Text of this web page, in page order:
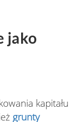
jako
kapitału
grunty